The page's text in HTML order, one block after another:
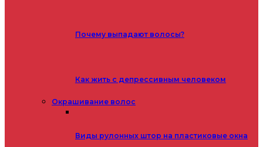
Почему выпадают волосы?
Как жить с депрессивным человеком
Окрашивание волос
Виды рулонных штор на пластиковые окна